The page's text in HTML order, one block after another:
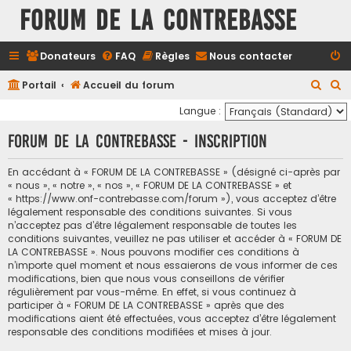
FORUM DE LA CONTREBASSE
Donateurs FAQ Règles Nous contacter
Portail Accueil du forum
e
c
e
c
c
r
Langue :
FORUM DE LA CONTREBASSE - Inscription
En accédant à « FORUM DE LA CONTREBASSE » (désigné ci-après par
« nous », « notre », « nos », « FORUM DE LA CONTREBASSE » et
« https://www.onf-contrebasse.com/forum »), vous acceptez d’être
légalement responsable des conditions suivantes. Si vous
n’acceptez pas d’être légalement responsable de toutes les
conditions suivantes, veuillez ne pas utiliser et accéder à « FORUM DE
LA CONTREBASSE ». Nous pouvons modifier ces conditions à
n’importe quel moment et nous essaierons de vous informer de ces
modifications, bien que nous vous conseillons de vérifier
régulièrement par vous-même. En effet, si vous continuez à
participer à « FORUM DE LA CONTREBASSE » après que des
modifications aient été effectuées, vous acceptez d’être légalement
responsable des conditions modifiées et mises à jour.